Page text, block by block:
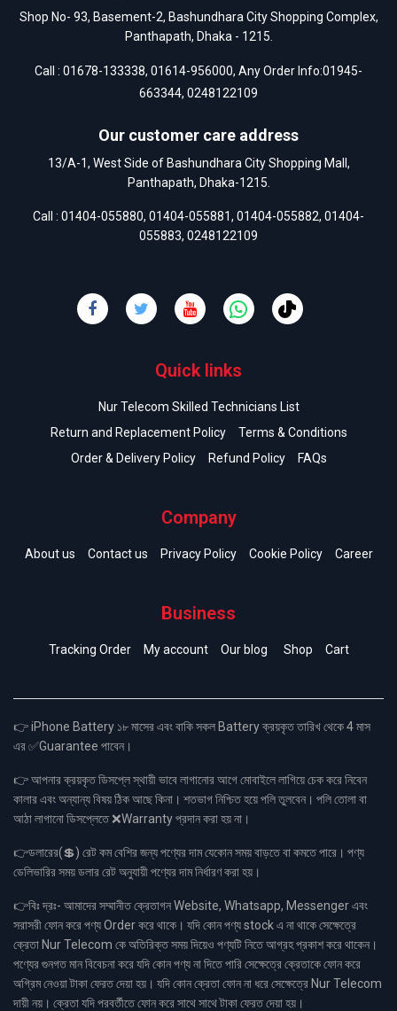
Shop No- 93, Basement-2, Bashundhara City Shopping Complex,
Panthapath, Dhaka - 1215.
Call : 01678-133338, 01614-956000, Any Order Info:01945-
663344, 0248122109
Our customer care address
13/A-1, West Side of Bashundhara City Shopping Mall,
Panthapath, Dhaka-1215.
Call : 01404-055880, 01404-055881, 01404-055882, 01404-
055883, 0248122109
Quick links
Nur Telecom Skilled Technicians List
Return and Replacement Policy
Terms & Conditions
Order & Delivery Policy
Refund Policy FAQs
Company
About us Contact us Privacy Policy Cookie Policy Career
Business
Tracking Order My account Our blog Shop Cart
👉 iPhone Battery ১৮ মাসের এবং বাকি সকল Battery ক্রয়কৃত তারিখ থেকে 4 মাস
এর ✅Guarantee পাবেন।
👉 আপনার ক্রয়কৃত ডিসপ্লে স্থায়ী ভাবে লাগানোর আগে মোবাইলে লাগিয়ে চেক করে নিবেন
কালার এবং অন্যান্য বিষয় ঠিক আছে কিনা। শতভাগ নিশ্চিত হয়ে পলি তুলবেন। পলি তোলা বা
আঠা লাগানো ডিসপ্লেতে ❌Warranty প্রদান করা হয় না।
👉ডলারের(💲) রেট কম বেশির জন্য পণ্যের দাম যেকোন সময় বাড়তে বা কমতে পারে। পণ্য
ডেলিভারির সময় ডলার রেট অনুযায়ী পণ্যের দাম নির্ধারণ করা হয়।
👉বিঃ দ্রঃ- আমাদের সম্মানীত ক্রেতাগন Website, Whatsapp, Messenger এবং
সরাসরী ফোন করে পণ্য Order করে থাকে। যদি কোন পণ্য stock এ না থাকে সেক্ষেত্রে
ক্রেতা Nur Telecom কে অতিরিক্ত সময় দিয়েও পণ্যটি নিতে আগ্রহ প্রকাশ করে থাকেন।
পণ্যের গুনগত মান বিবেচনা করে যদি কোন পণ্য না দিতে পারি সেক্ষেত্রে ক্রেতাকে ফোন করে
অগ্রিম নেওয়া টাকা ফেরত দেয়া হয়। যদি কোন ক্রেতা ফোন না ধরে সেক্ষেত্রে Nur Telecom
দায়ী নয়। ক্রেতা যদি পরবর্তীতে ফোন করে সাথে সাথে টাকা ফেরত দেয়া হয়।